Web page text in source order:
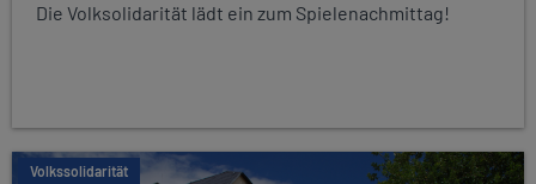
Die Volksolidarität lädt ein zum Spielenachmittag!
Volkssolidarität